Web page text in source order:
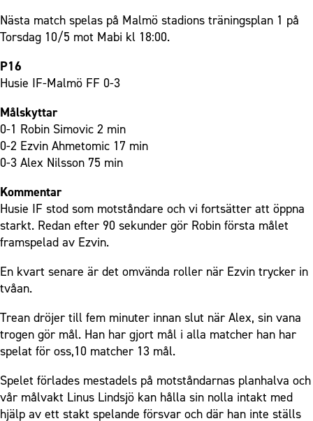
Nästa match spelas på Malmö stadions träningsplan 1 på
Torsdag 10/5 mot Mabi kl 18:00.
P16
Husie IF-Malmö FF 0-3
Målskyttar
0-1 Robin Simovic 2 min
0-2 Ezvin Ahmetomic 17 min
0-3 Alex Nilsson 75 min
Kommentar
Husie IF stod som motståndare och vi fortsätter att öppna
starkt. Redan efter 90 sekunder gör Robin första målet
framspelad av Ezvin.
En kvart senare är det omvända roller när Ezvin trycker in
tvåan.
Trean dröjer till fem minuter innan slut när Alex, sin vana
trogen gör mål. Han har gjort mål i alla matcher han har
spelat för oss,10 matcher 13 mål.
Spelet förlades mestadels på motståndarnas planhalva och
vår målvakt Linus Lindsjö kan hålla sin nolla intakt med
hjälp av ett stakt spelande försvar och där han inte ställs